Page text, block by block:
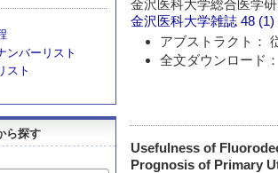
ンバーリスト
スト
ら探す
金沢医科大学総合医学
金沢医科大学雑誌 48 (1)
アブストラクト：
全文ダウンロード
Usefulness of
Prognosis of Primary